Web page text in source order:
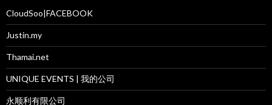
CloudSoo|FACEBOOK
Justin.my
Thamai.net
UNIQUE EVENTS | 我的公司
永顺利有限公司